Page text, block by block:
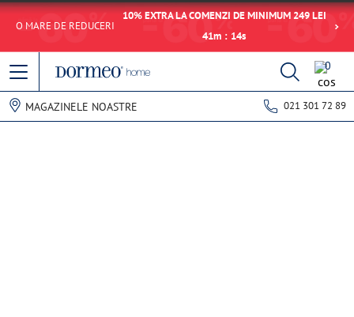
O MARE DE REDUCERI
10% EXTRA LA COMENZI DE MINIMUM 249 LEI
41m : 14s
0
MAGAZINELE NOASTRE 021 301 72 89